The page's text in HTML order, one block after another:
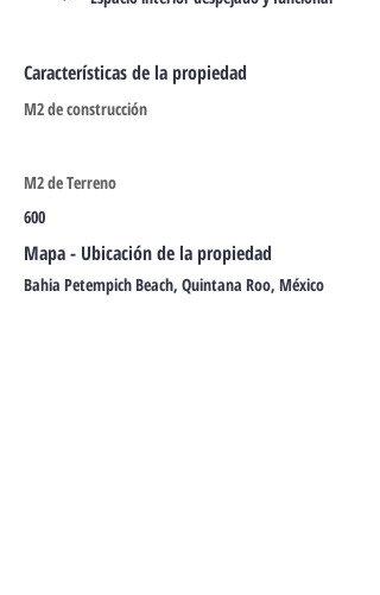
Características de la propiedad
M2 de construcción
M2 de Terreno
600
Mapa - Ubicación de la propiedad
Bahia Petempich Beach, Quintana Roo, México